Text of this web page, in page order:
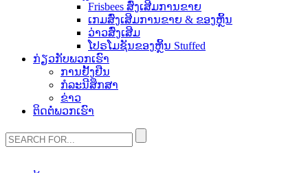
Frisbees ສົ່ງເສີມການຂາຍ
ເກມສົ່ງເສີມການຂາຍ & ຂອງຫຼິ້ນ
ວ່າວສົ່ງເສີມ
ໂປຣໂມຊັນຂອງຫຼິ້ນ Stuffed
ກ່ຽວ​ກັບ​ພວກ​ເຮົາ
ການຢັ້ງຢືນ
ກໍລະນີສຶກສາ
ຂ່າວ
ຕິດ​ຕໍ່​ພວກ​ເຮົາ